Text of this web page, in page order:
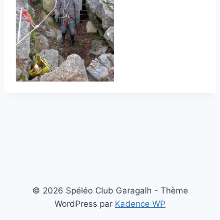
© 2026 Spéléo Club Garagalh - Thème
WordPress par Kadence WP